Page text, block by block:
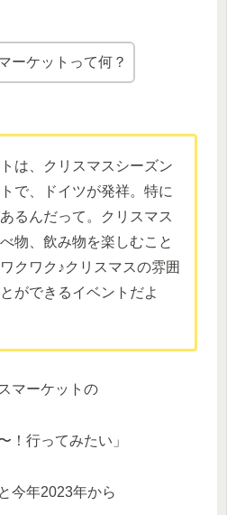
ーケットって何？
は、クリスマスシーズン
トで、ドイツが発祥。特に
るんだって。クリ スマス
物、飲み物を楽しむこと
クワク♪クリスマスの雰囲
ができ るイベントだよ
マーケットの
！行ってみたい」
今年2023年から